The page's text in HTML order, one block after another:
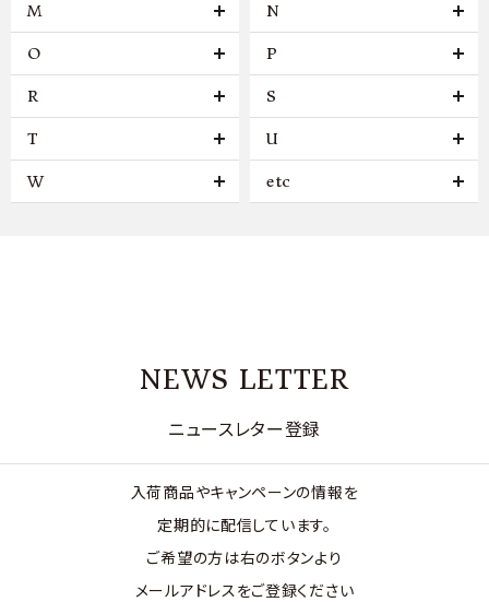
M N
O P
R S
T U
W etc
NEWS LETTER
ニュースレター登録
入荷商品やキャンペーンの情報を
定期的に配信しています。
ご希望の方は右のボタンより
メールアドレスをご登録ください